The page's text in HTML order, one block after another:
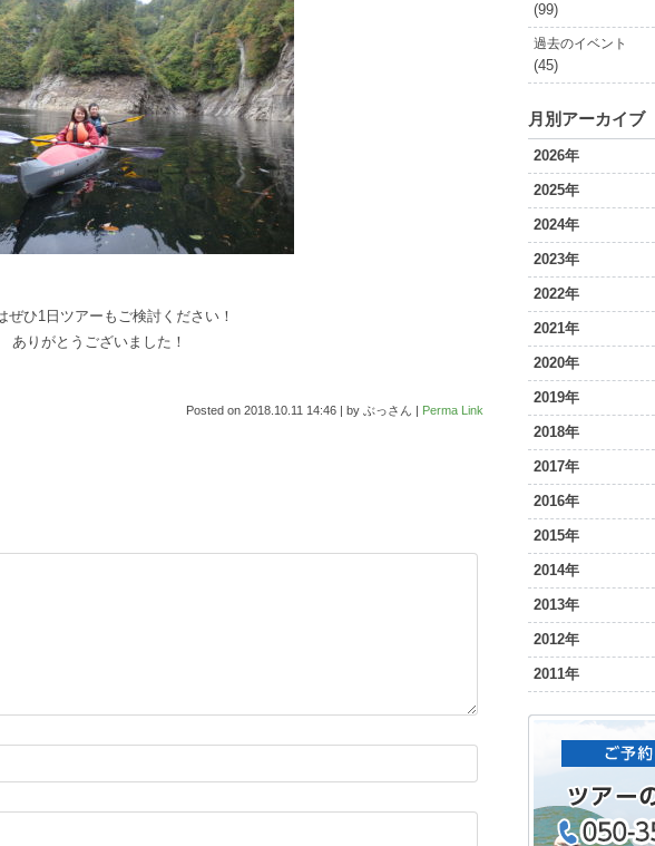
ぜひ1日ツアーもご検討ください！
ありがとうございました！
Posted on 2018.10.11 14:46 | by ぶっさん | Perma Link
(99)
過去のイベント
(45)
月別アーカイブ
2026年
2025年
2024年
2023年
2022年
2021年
2020年
2019年
2018年
2017年
2016年
2015年
2014年
2013年
2012年
2011年